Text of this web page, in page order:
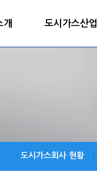
개 도시가스산업
도시가스회사 현황